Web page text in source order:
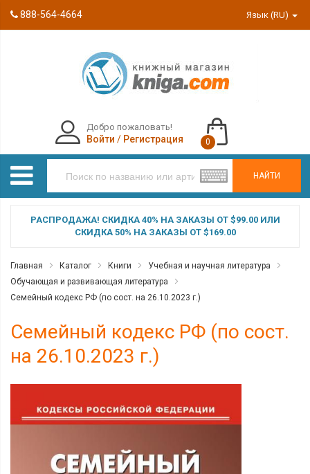
888-564-4664 Язык (RU)
НАЙТИ
Добро пожаловать!
Войти / Регистрация 0
РАСПРОДАЖА! СКИДКА 40% НА ЗАКАЗЫ ОТ $99.00 ИЛИ
СКИДКА 50% НА ЗАКАЗЫ ОТ $169.00
Главная Каталог Книги
Учебная и научная литература
Обучающая и развивающая литература
Семейный кодекс РФ (по сост. на 26.10.2023 г.)
Семейный кодекс РФ (по сост.
на 26.10.2023 г.)